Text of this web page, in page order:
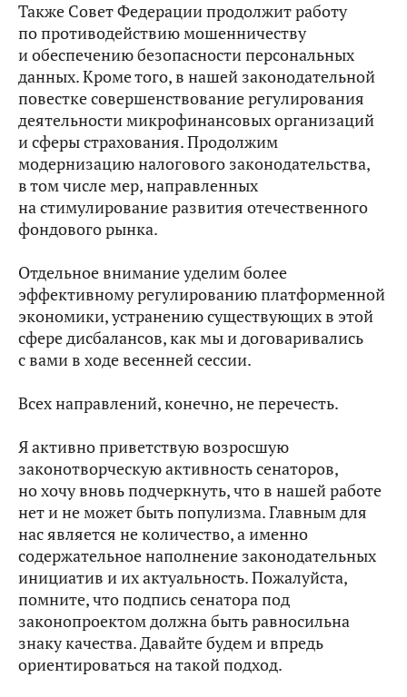
Также Совет Федерации продолжит работу
по противодействию мошенничеству
и обеспечению безопасности персональных
данных. Кроме того, в нашей законодательной
повестке совершенствование регулирования
деятельности микрофинансовых организаций
и сферы страхования. Продолжим
модернизацию налогового законодательства,
в том числе мер, направленных
на стимулирование развития отечественного
фондового рынка.
Отдельное внимание уделим более
эффективному регулированию платформенной
экономики, устранению существующих в этой
сфере дисбалансов, как мы и договаривались
с вами в ходе весенней сессии.
Всех направлений, конечно, не перечесть.
Я активно приветствую возросшую
законотворческую активность сенаторов,
но хочу вновь подчеркнуть, что в нашей работе
нет и не может быть популизма. Главным для
нас является не количество, а именно
содержательное наполнение законодательных
инициатив и их актуальность. Пожалуйста,
помните, что подпись сенатора под
законопроектом должна быть равносильна
знаку качества. Давайте будем и впредь
ориентироваться на такой подход.